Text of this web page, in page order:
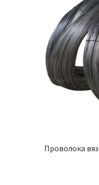
Проволока